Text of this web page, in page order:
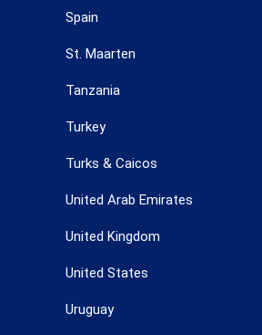
Spain
St. Maarten
Tanzania
Turkey
Turks & Caicos
United Arab Emirates
United Kingdom
United States
Uruguay
Aceptar todas